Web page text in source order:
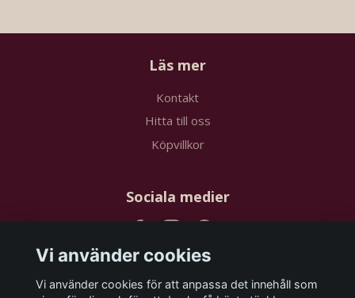
Läs mer
Kontakt
Hitta till oss
Köpvillkor
Sociala medier
Prenumerera på vårt nyhetsbrev
Vi använder cookies
Vi använder cookies för att anpassa det innehåll som